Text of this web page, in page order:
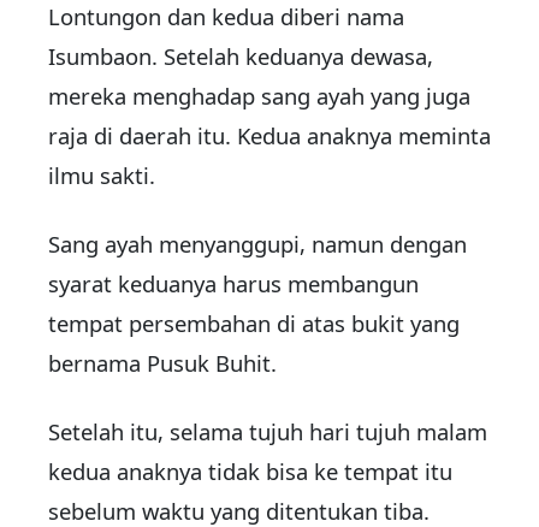
Lontungon dan kedua diberi nama
Isumbaon. Setelah keduanya dewasa,
mereka menghadap sang ayah yang juga
raja di daerah itu. Kedua anaknya meminta
ilmu sakti.
Sang ayah menyanggupi, namun dengan
syarat keduanya harus membangun
tempat persembahan di atas bukit yang
bernama Pusuk Buhit.
Setelah itu, selama tujuh hari tujuh malam
kedua anaknya tidak bisa ke tempat itu
sebelum waktu yang ditentukan tiba.